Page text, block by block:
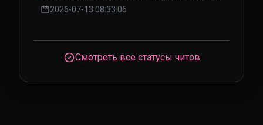
2026-07-13 08:33:06
Смотреть все статусы читов